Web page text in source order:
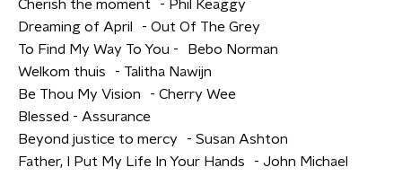
Cherish the moment - Phil Keaggy
Dreaming of April - Out Of The Grey
To Find My Way To You - Bebo Norman
Welkom thuis - Talitha Nawijn
Be Thou My Vision - Cherry Wee
Blessed - Assurance
Beyond justice to mercy - Susan Ashton
Father, I Put My Life In Your Hands - John Michael